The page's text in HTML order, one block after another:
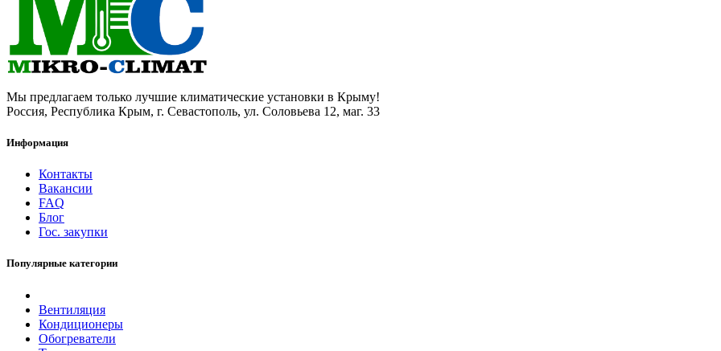
Мы предлагаем только лучшие климатические установки в Крыму!
Россия, Республика Крым, г. Севастополь, ул. Соловьева 12, маг. 33
Информация
Контакты
Вакансии
FAQ
Блог
Гос. закупки
Популярные категории
Вентиляция
Кондиционеры
Обогреватели